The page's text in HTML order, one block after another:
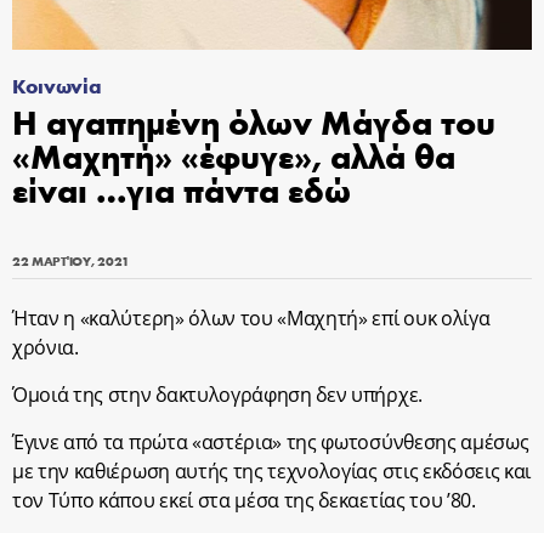
Κοινωνία
Η αγαπημένη όλων Μάγδα του
«Μαχητή» «έφυγε», αλλά θα
είναι …για πάντα εδώ
22 ΜΑΡΤΊΟΥ, 2021
Ήταν η «καλύτερη» όλων του «Μαχητή» επί ουκ ολίγα
χρόνια.
Όμοιά της στην δακτυλογράφηση δεν υπήρχε.
Έγινε από τα πρώτα «αστέρια» της φωτοσύνθεσης αμέσως
με την καθιέρωση αυτής της τεχνολογίας στις εκδόσεις και
τον Τύπο κάπου εκεί στα μέσα της δεκαετίας του ’80.